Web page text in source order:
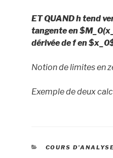
ET QUAND h tend
tangente en $M_ 0(x_
dérivée de f en $x_ 0
Notion de limites en
Exemple de deux
CATEGORIES
COURS